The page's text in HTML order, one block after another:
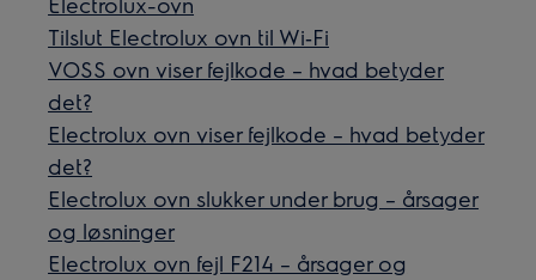
Tilslut Electrolux ovn til Wi‑Fi
VOSS ovn viser fejlkode – hvad betyder
det?
Electrolux ovn viser fejlkode – hvad betyder
det?
Electrolux ovn slukker under brug – årsager
og løsninger
Electrolux ovn fejl F214 – årsager og